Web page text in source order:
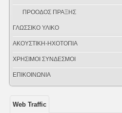
ΠΡΟΟΔΟΣ ΠΡΑΞΗΣ
ΓΛΩΣΣΙΚΟ ΥΛΙΚΟ
ΑΚΟΥΣΤΙΚΗ-ΗΧΟΤΟΠΙΑ
ΧΡΗΣΙΜΟΙ ΣΥΝΔΕΣΜΟΙ
ΕΠΙΚΟΙΝΩΝΙΑ
Web Traffic